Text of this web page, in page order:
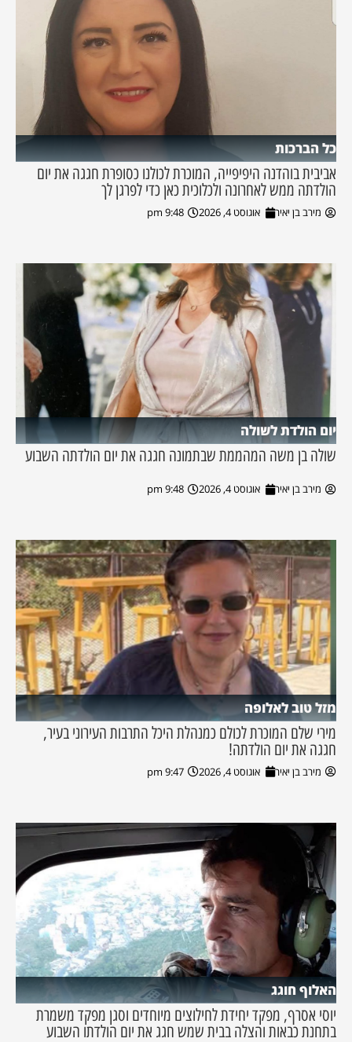
כל הברכות
אביבית בוהדנה היפיפייה, המוכרת לכולנו כסופרת חגגה את יום
הולדתה ממש לאחרונה ולכלוכית כאן כדי לפרגן לך
מירב בן יאיר אוגוסט 4, 2026 9:48 pm
יום הולדת לשולה
שולה בן משה המהממת שבתמונה חגגה את יום הולדתה השבוע
מירב בן יאיר אוגוסט 4, 2026 9:48 pm
מזל טוב לאלופה
מירי שלם המוכרת לכולם כמנהלת היכל התרבות העירוני בעיר,
חגגה את יום הולדתה!
מירב בן יאיר אוגוסט 4, 2026 9:47 pm
האלוף חוגג
יוסי אסרף, מפקד יחידת לחילוצים מיוחדים וסגן מפקד משמרת
בתחנת כבאות והצלה בבית שמש חגג את יום הולדתו השבוע